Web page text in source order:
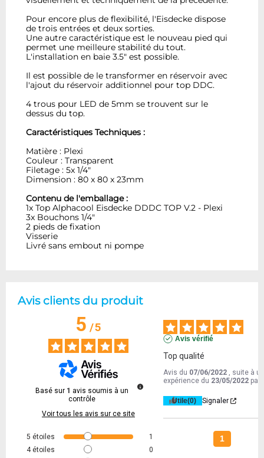
Pour encore plus de flexibilité, l'Eisdecke dispose
de trois entrées et deux sorties.
Une autre caractéristique est le nouveau pied qui
permet une meilleure stabilité du tout.
L'installation en baie3.5"est possible.
Il est possible de le transformer en réservoir avec
l'ajout du réservoir additionnel pour top DDC.
4 trous pour LED de 5mm se trouvent sur le
dessus du top.
Caractéristiques Techniques :
Matière : Plexi
Couleur : Transparent
Filetage : 5x 1/4"
Dimension : 80 x 80 x 23mm
Contenu de l'emballage :
1x Top Alphacool Eisdecke DDDC TOP V.2 - Plexi
3x Bouchons 1/4"
2 pieds de fixation
Visserie
Livré sans embout ni pompe
Avis clients du produit
5/5
Basé sur 1 avis soumis à un
contrôle
Voir tous les avis sur ce site
5 étoiles
1
4 étoiles
0
Avis vérifié
Top qualité
Avis du 07/06/2022 , suite à
expérience du 23/05/2022 par
Utile(0) Signaler
1